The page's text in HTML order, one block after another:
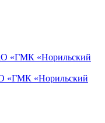
«ГМК «Норильский
«ГМК «Норильский